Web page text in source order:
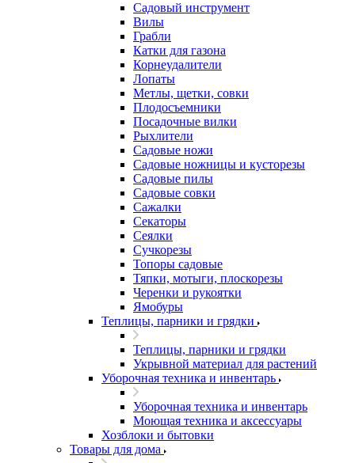
Садовый инструмент
Вилы
Грабли
Катки для газона
Корнеудалители
Лопаты
Метлы, щетки, совки
Плодосъемники
Посадочные вилки
Рыхлители
Садовые ножи
Садовые ножницы и кусторезы
Садовые пилы
Садовые совки
Сажалки
Секаторы
Сеялки
Сучкорезы
Топоры садовые
Тяпки, мотыги, плоскорезы
Черенки и рукоятки
Ямобуры
Теплицы, парники и грядки
Теплицы, парники и грядки
Укрывной материал для растений
Уборочная техника и инвентарь
Уборочная техника и инвентарь
Моющая техника и аксессуары
Хозблоки и бытовки
Товары для дома